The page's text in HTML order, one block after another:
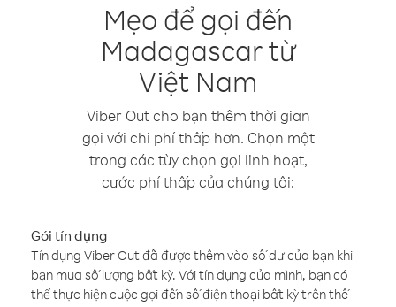
Mẹo để gọi đến
Madagascar từ
Việt Nam
Viber Out cho bạn thêm thời gian
gọi với chi phí thấp hơn. Chọn một
trong các tùy chọn gọi linh hoạt,
cước phí thấp của chúng tôi:
Gói tín dụng
Tín dụng Viber Out đã được thêm vào số dư của bạn khi
bạn mua số lượng bất kỳ. Với tín dụng của mình, bạn có
thể thực hiện cuộc gọi đến số điện thoại bất kỳ trên thế